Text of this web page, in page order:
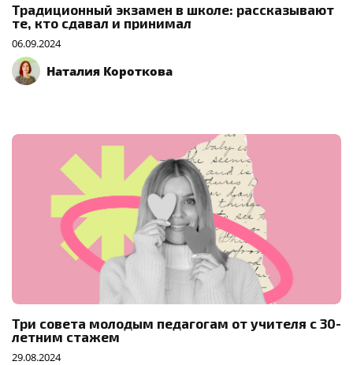
Традиционный экзамен в школе: рассказывают
те, кто сдавал и принимал
06.09.2024
Наталия Короткова
Три совета молодым педагогам от учителя с 30-
летним стажем
29.08.2024